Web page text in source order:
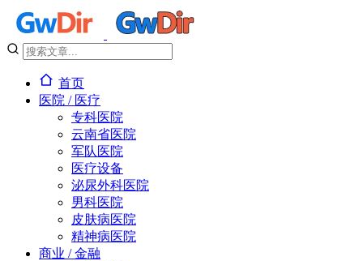
首页
医院 / 医疗
专科医院
云南省医院
军队医院
医疗设备
泌尿外科医院
男科医院
皮肤病医院
精神病医院
商业 / 金融